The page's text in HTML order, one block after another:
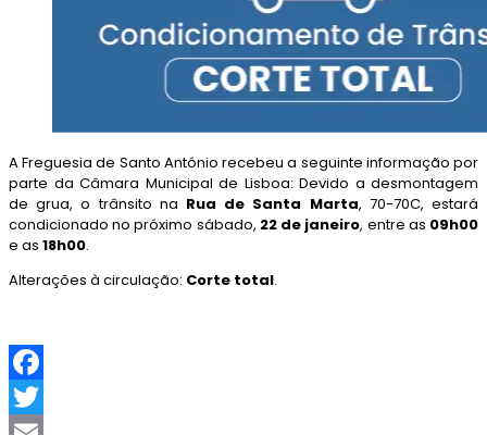
A Freguesia de Santo António recebeu a seguinte informação por
parte da Câmara Municipal de Lisboa: Devido a desmontagem
de grua, o trânsito na Rua de Santa Marta, 70-70C, estará
condicionado no próximo sábado, 22 de janeiro, entre as 09h00
e as 18h00.
Alterações à circulação: Corte total.
F